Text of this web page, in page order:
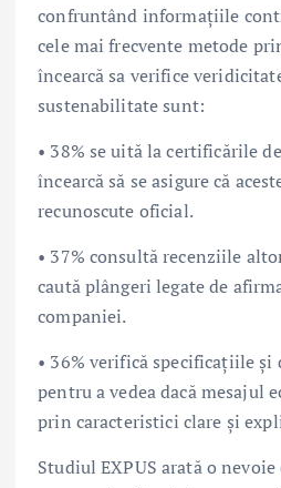
confruntând informațiile
cele mai frecvente metode
încearcă sa verifice
sustenabilitate sunt:
• 38% se uită la certificările
încearcă să se asigure că
recunoscute oficial.
• 37% consultă recenziile
caută plângeri legate de
companiei.
• 36% verifică specificațiile
pentru a vedea dacă mesajul
prin caracteristici clare și
Studiul EXPUS arată o nevoie